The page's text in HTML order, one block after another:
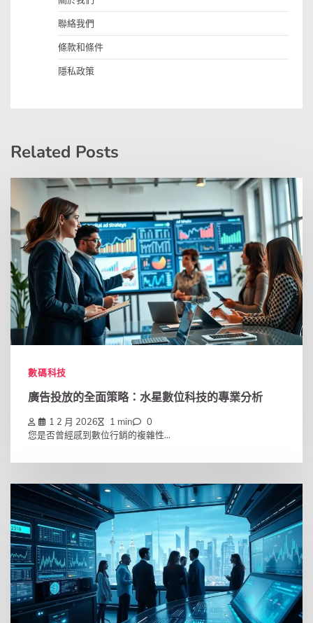
聯絡我們
條款和條件
隱私政策
Related Posts
數碼科技
廣告投放的全面策略：水星數位科技的專業分析
1 2 月 2026 1 min
0
您是否曾經感到數位行銷的複雜性...